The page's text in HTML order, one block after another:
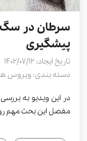
سرطان در سگ
پیشگیری
تاریخ ایجاد: 1402/07/12
دسته بندی: ویروس
در این ویدیو به
مفصل این بحث مهم